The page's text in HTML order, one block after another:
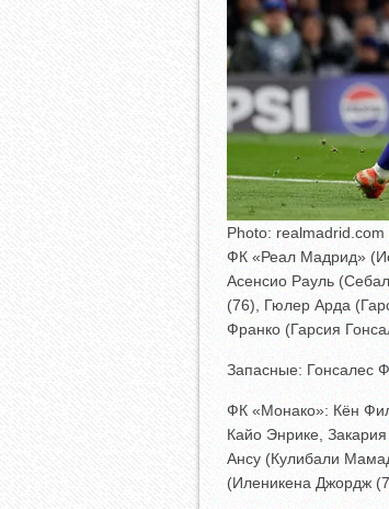
Photo: realmadrid.com
ФК «Реал Мадрид»
Асенсио Рауль
(76), Гюлер Арда
Франко (Гарсия
Запасные: Гонсалес
ФК «Монако»: Кён
Кайо Энрике,
Ансу (Кулибали
(Иленикена Джордж